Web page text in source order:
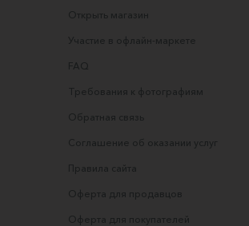
Открыть магазин
Участие в офлайн-маркете
FAQ
Требования к фотографиям
Обратная связь
Соглашение об оказании услуг
Правила сайта
Оферта для продавцов
Оферта для покупателей